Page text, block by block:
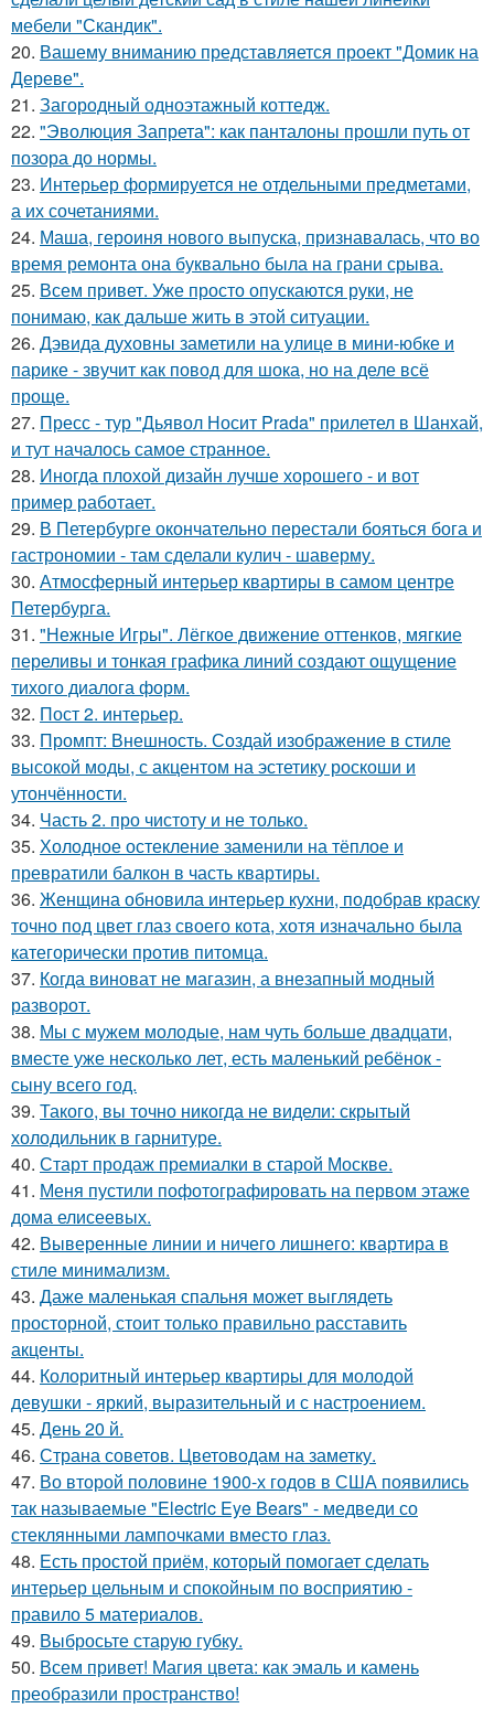
мебели "Скандик".
20. Вашему вниманию представляется проект "Домик на
Дереве".
21. Загородный одноэтажный коттедж.
22. "Эволюция Запрета": как панталоны прошли путь от
позора до нормы.
23. Интерьер формируется не отдельными предметами,
а их сочетаниями.
24. Маша, героиня нового выпуска, признавалась, что во
время ремонта она буквально была на грани срыва.
25. Всем привет. Уже просто опускаются руки, не
понимаю, как дальше жить в этой ситуации.
26. Дэвида духовны заметили на улице в мини-юбке и
парике - звучит как повод для шока, но на деле всё
проще.
27. Пресс - тур "Дьявол Носит Prada" прилетел в Шанхай,
и тут началось самое странное.
28. Иногда плохой дизайн лучше хорошего - и вот
пример работает.
29. В Петербурге окончательно перестали бояться бога и
гастрономии - там сделали кулич - шаверму.
30. Атмосферный интерьер квартиры в самом центре
Петербурга.
31. "Нежные Игры". Лёгкое движение оттенков, мягкие
переливы и тонкая графика линий создают ощущение
тихого диалога форм.
32. Пост 2. интерьер.
33. Промпт: Внешность. Создай изображение в стиле
высокой моды, с акцентом на эстетику роскоши и
утончённости.
34. Часть 2. про чистоту и не только.
35. Холодное остекление заменили на тёплое и
превратили балкон в часть квартиры.
36. Женщина обновила интерьер кухни, подобрав краску
точно под цвет глаз своего кота, хотя изначально была
категорически против питомца.
37. Когда виноват не магазин, а внезапный модный
разворот.
38. Мы с мужем молодые, нам чуть больше двадцати,
вместе уже несколько лет, есть маленький ребёнок -
сыну всего год.
39. Такого, вы точно никогда не видели: скрытый
холодильник в гарнитуре.
40. Старт продаж премиалки в старой Москве.
41. Меня пустили пофотографировать на первом этаже
дома елисеевых.
42. Выверенные линии и ничего лишнего: квартира в
стиле минимализм.
43. Даже маленькая спальня может выглядеть
просторной, стоит только правильно расставить
акценты.
44. Колоритный интерьер квартиры для молодой
девушки - яркий, выразительный и с настроением.
45. День 20 й.
46. Страна советов. Цветоводам на заметку.
47. Во второй половине 1900-х годов в США появились
так называемые "Electric Eye Bears" - медведи со
стеклянными лампочками вместо глаз.
48. Есть простой приём, который помогает сделать
интерьер цельным и спокойным по восприятию -
правило 5 материалов.
49. Выбросьте старую губку.
50. Всем привет! Магия цвета: как эмаль и камень
преобразили пространство!